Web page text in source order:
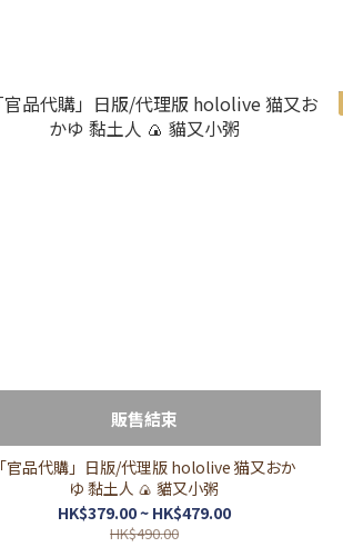
販售結束
「官品代購」日版/代理版 hololive 猫又おか
ゆ 黏土人 🍙 貓又小粥
HK$379.00 ~ HK$479.00
HK$490.00